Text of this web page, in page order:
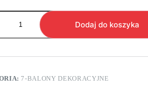
Dodaj do koszyka
7-BALONY DEKORACYJNE